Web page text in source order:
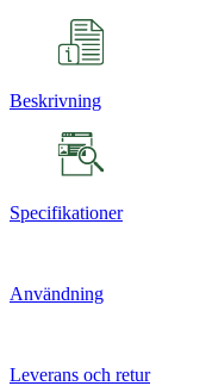
Beskrivning
Specifikationer
Användning
Leverans och retur